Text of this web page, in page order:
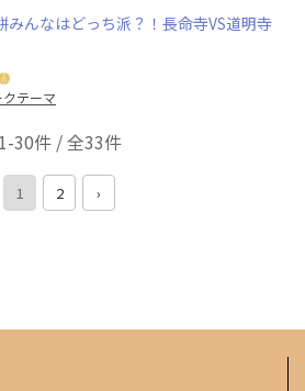
みんなはどっち派？！長命寺VS道明寺
テーマ
1-30件 / 全33件
1 2 ›